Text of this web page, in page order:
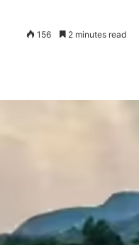
156 2 minutes read